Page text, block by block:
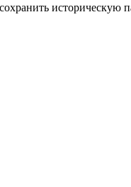
историческую